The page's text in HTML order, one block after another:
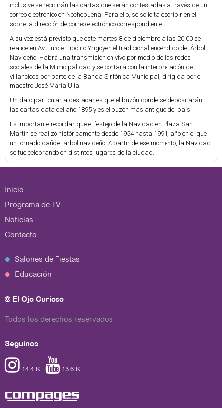
inclusive se recibirán las cartas que serán contestadas a través de un
correo electrónico en Nochebuena. Para ello, se solicita escribir en el
sobre la dirección de correo electrónico correspondiente.
A su vez está previsto que este martes 8 de diciembre a las 20:00 se
realice en Av. Luro e Hipólito Yrigoyen el tradicional encendido del Árbol
Navideño. Habrá una transmisión en vivo por medio de las redes
sociales de la Municipalidad y se contará con la interpretación de
villancicos por parte de la Banda Sinfónica Municipal, dirigida por el
maestro José María Ulla.
Un dato particular a destacar es que el buzón donde se depositarán
las cartas data del año 1895 y es el buzón más antiguo del país.
Es importante recordar que el festejo de la Navidad en Plaza San
Martín se realizó históricamente desde 1954 hasta 1991, año en el que
un tornado dañó el árbol navideño. A partir de ese momento, la Navidad
se fue celebrando en distintos lugares de la ciudad.
Inicio
Programa de TV
Noticias
Contacto
Salones de Fiestas
Educación
© El Ojo Curioso
Todos los derechos reservados
Seguinos
 14.4 K  13.6 K